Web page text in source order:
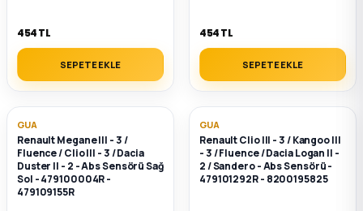
454 TL
SEPETE EKLE
454 TL
SEPETE EKLE
GUA
Renault Megane III - 3 /
Fluence / Clio III - 3 / Dacia
Duster II - 2 - Abs Sensörü Sağ
Sol - 479100004R -
479109155R
GUA
Renault Clio III - 3 / Kangoo III
- 3 / Fluence / Dacia Logan II -
2 / Sandero - Abs Sensörü -
479101292R - 8200195825